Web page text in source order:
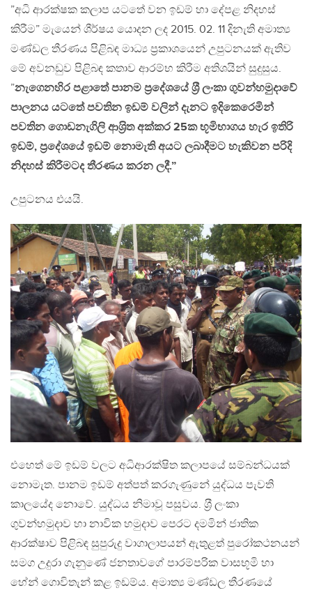
”අධි ආරක්ෂක කලාප යටතේ වන ඉඩම් හා දේපළ නිදහස්
කිරීම” මැයෙන් ශීර්ෂය යොදන ලද 2015. 02. 11 දිනැති අමාත්‍ය
මණ්ඩල තීරණය පිළිබඳ මාධ්‍ය ප‍්‍රකාශයෙන් උපුටනයක් ඇතිව
මේ අවනඩුව පිළිබඳ කතාව ආරම්භ කිරීම අතිශයින් සුදුසුය.
”නැගෙනහිර පළාතේ පානම ප‍්‍රදේශයේ ශ‍්‍රී ලංකා ගුවන්හමුදාවේ
පාලනය යටතේ පවතින ඉඩම් වලින් දැනට ඉදිකෙරෙමින්
පවතින ගොඩනැගිලි ආශ‍්‍රිත අක්කර 25ක භූමිභාගය හැර ඉතිරි
ඉඩම්, ප‍්‍රදේශයේ ඉඩම් නොමැති අයට ලබාදීමට හැකිවන පරිදි
නිදහස් කිරීමටද තීරණය කරන ලදී.”
උපුටනය එයයි.
එහෙත් මේ ඉඩම් වලට අධිආරක්ෂිත කලාපයේ සම්බන්ධයක්
නොමැත. පානම ඉඩම් අත්පත් කරගැණුනේ යුද්ධය පැවති
කාලයේද නොවේ. යුද්ධය නිමාවූ පසුවය. ශ‍්‍රී ලංකා
ගුවන්හමුදාව හා නාවික හමුදාව පෙරට දමමින් ජාතික
ආරක්ෂාව පිළිබඳ සුපුරුදු වාගාලාපයන් ඇතුළත් පුරෝකථනයන්
සමග උදුරා ගැනුණේ ජනතාවගේ පාරම්පරික වාසභූමි හා
හේන් ගොවිතැන් කළ ඉඩම්ය. අමාත්‍ය මණ්ඩල තීරණයේ